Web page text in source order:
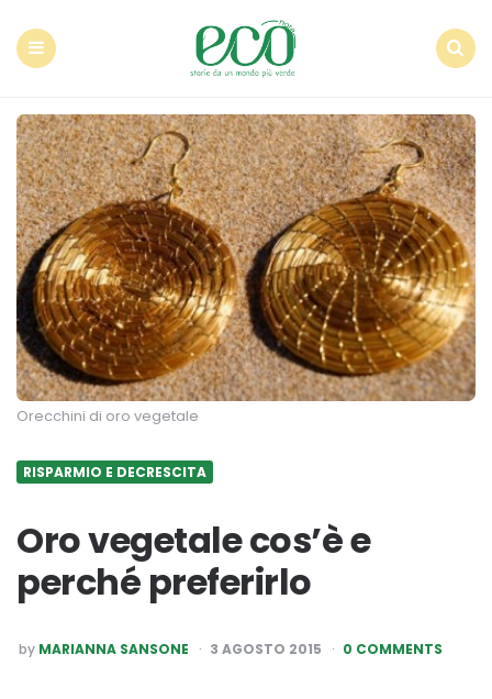
Orecchini di oro vegetale
RISPARMIO E DECRESCITA
Oro vegetale cos’è e
perché preferirlo
POSTED
BY
by MARIANNA SANSONE 3 AGOSTO 2015 0 COMMENTS